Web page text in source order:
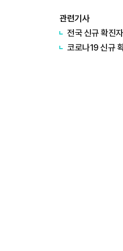
관련기사
전국 신규 확진
코로나19 신규